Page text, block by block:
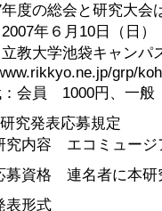
度の総会と研究大会
年６月10日（日）
教大学池袋キャン
grp/
：会員 1000円、一
究発表応募規定
究内容 エコミュージ
募資格 連名者に本研
表形式